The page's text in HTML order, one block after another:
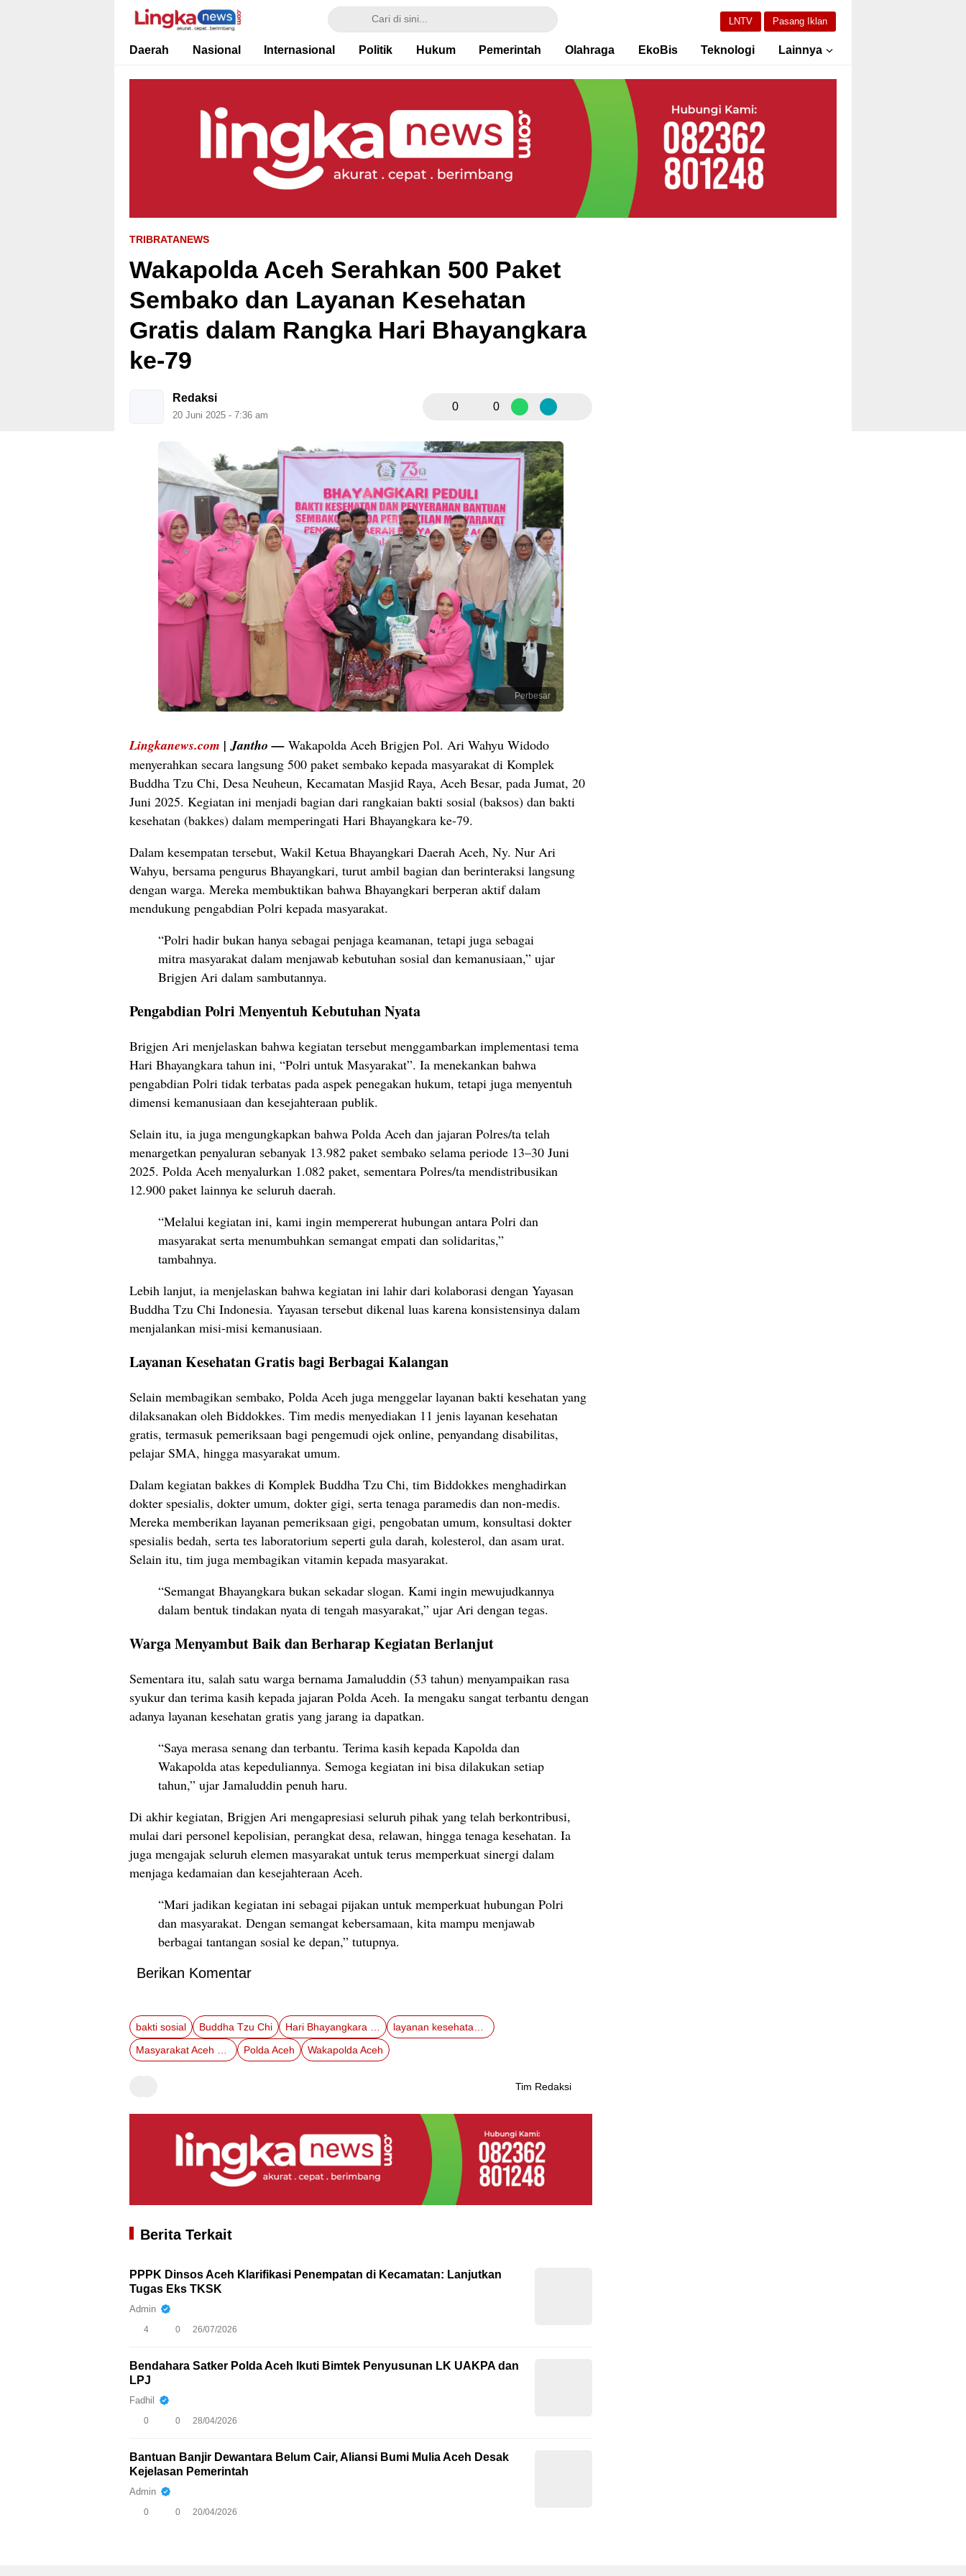
Lingkanews
Akurat. Cepat & Berimbang
LNTV Pasang Iklan
Daerah Nasional Internasional Politik Hukum Pemerintah Olahraga EkoBis Teknologi Lainnya
TRIBRATANEWS
Wakapolda Aceh Serahkan 500 Paket
Sembako dan Layanan Kesehatan
Gratis dalam Rangka Hari Bhayangkara
ke-79
Redaksi
20 Juni 2025 - 7:36 am
0 0
Perbesar
Lingkanews.com | Jantho — Wakapolda Aceh Brigjen Pol. Ari Wahyu Widodo
menyerahkan secara langsung 500 paket sembako kepada masyarakat di Komplek
Buddha Tzu Chi, Desa Neuheun, Kecamatan Masjid Raya, Aceh Besar, pada Jumat, 20
Juni 2025. Kegiatan ini menjadi bagian dari rangkaian bakti sosial (baksos) dan bakti
kesehatan (bakkes) dalam memperingati Hari Bhayangkara ke-79.
Dalam kesempatan tersebut, Wakil Ketua Bhayangkari Daerah Aceh, Ny. Nur Ari
Wahyu, bersama pengurus Bhayangkari, turut ambil bagian dan berinteraksi langsung
dengan warga. Mereka membuktikan bahwa Bhayangkari berperan aktif dalam
mendukung pengabdian Polri kepada masyarakat.
“Polri hadir bukan hanya sebagai penjaga keamanan, tetapi juga sebagai
mitra masyarakat dalam menjawab kebutuhan sosial dan kemanusiaan,” ujar
Brigjen Ari dalam sambutannya.
Pengabdian Polri Menyentuh Kebutuhan Nyata
Brigjen Ari menjelaskan bahwa kegiatan tersebut menggambarkan implementasi tema
Hari Bhayangkara tahun ini, “Polri untuk Masyarakat”. Ia menekankan bahwa
pengabdian Polri tidak terbatas pada aspek penegakan hukum, tetapi juga menyentuh
dimensi kemanusiaan dan kesejahteraan publik.
Selain itu, ia juga mengungkapkan bahwa Polda Aceh dan jajaran Polres/ta telah
menargetkan penyaluran sebanyak 13.982 paket sembako selama periode 13–30 Juni
2025. Polda Aceh menyalurkan 1.082 paket, sementara Polres/ta mendistribusikan
12.900 paket lainnya ke seluruh daerah.
“Melalui kegiatan ini, kami ingin mempererat hubungan antara Polri dan
masyarakat serta menumbuhkan semangat empati dan solidaritas,”
tambahnya.
Lebih lanjut, ia menjelaskan bahwa kegiatan ini lahir dari kolaborasi dengan Yayasan
Buddha Tzu Chi Indonesia. Yayasan tersebut dikenal luas karena konsistensinya dalam
menjalankan misi-misi kemanusiaan.
Layanan Kesehatan Gratis bagi Berbagai Kalangan
Selain membagikan sembako, Polda Aceh juga menggelar layanan bakti kesehatan yang
dilaksanakan oleh Biddokkes. Tim medis menyediakan 11 jenis layanan kesehatan
gratis, termasuk pemeriksaan bagi pengemudi ojek online, penyandang disabilitas,
pelajar SMA, hingga masyarakat umum.
Dalam kegiatan bakkes di Komplek Buddha Tzu Chi, tim Biddokkes menghadirkan
dokter spesialis, dokter umum, dokter gigi, serta tenaga paramedis dan non-medis.
Mereka memberikan layanan pemeriksaan gigi, pengobatan umum, konsultasi dokter
spesialis bedah, serta tes laboratorium seperti gula darah, kolesterol, dan asam urat.
Selain itu, tim juga membagikan vitamin kepada masyarakat.
“Semangat Bhayangkara bukan sekadar slogan. Kami ingin mewujudkannya
dalam bentuk tindakan nyata di tengah masyarakat,” ujar Ari dengan tegas.
Warga Menyambut Baik dan Berharap Kegiatan Berlanjut
Sementara itu, salah satu warga bernama Jamaluddin (53 tahun) menyampaikan rasa
syukur dan terima kasih kepada jajaran Polda Aceh. Ia mengaku sangat terbantu dengan
adanya layanan kesehatan gratis yang jarang ia dapatkan.
“Saya merasa senang dan terbantu. Terima kasih kepada Kapolda dan
Wakapolda atas kepeduliannya. Semoga kegiatan ini bisa dilakukan setiap
tahun,” ujar Jamaluddin penuh haru.
Di akhir kegiatan, Brigjen Ari mengapresiasi seluruh pihak yang telah berkontribusi,
mulai dari personel kepolisian, perangkat desa, relawan, hingga tenaga kesehatan. Ia
juga mengajak seluruh elemen masyarakat untuk terus memperkuat sinergi dalam
menjaga kedamaian dan kesejahteraan Aceh.
“Mari jadikan kegiatan ini sebagai pijakan untuk memperkuat hubungan Polri
dan masyarakat. Dengan semangat kebersamaan, kita mampu menjawab
berbagai tantangan sosial ke depan,” tutupnya.
Berikan Komentar
bakti sosial Buddha Tzu Chi Hari Bhayangkara 79
layanan kesehatan gratis
Masyarakat Aceh Besar
Polda Aceh Wakapolda Aceh
Tim Redaksi
Berita Terkait
PPPK Dinsos Aceh Klarifikasi Penempatan di Kecamatan: Lanjutkan
Tugas Eks TKSK
Admin
4 0 26/07/2026
Bendahara Satker Polda Aceh Ikuti Bimtek Penyusunan LK UAKPA dan
LPJ
Fadhil
0 0 28/04/2026
Bantuan Banjir Dewantara Belum Cair, Aliansi Bumi Mulia Aceh Desak
Kejelasan Pemerintah
Admin
0 0 20/04/2026